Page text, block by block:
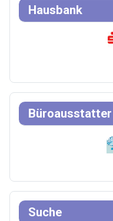
Hausbank
Büroausstatter
Suche